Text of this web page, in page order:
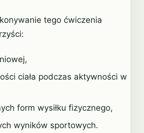
tego ćwiczenia
ciała podczas aktywności w
form wysiłku fizycznego,
wyników sportowych.